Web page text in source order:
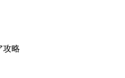
攻略